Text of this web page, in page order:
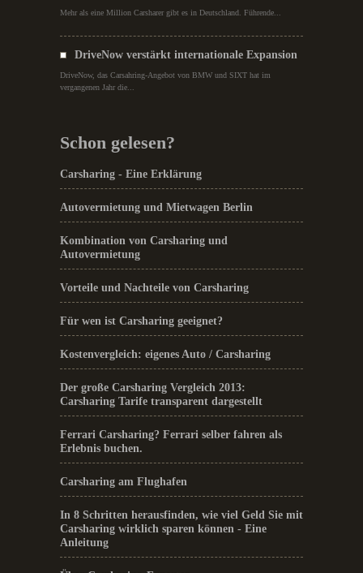
Mehr als eine Million Carsharer gibt es in Deutschland. Führende...
DriveNow verstärkt internationale Expansion
DriveNow, das Carsahring-Angebot von BMW und SIXT hat im
vergangenen Jahr die...
Schon gelesen?
Carsharing - Eine Erklärung
Autovermietung und Mietwagen Berlin
Kombination von Carsharing und
Autovermietung
Vorteile und Nachteile von Carsharing
Für wen ist Carsharing geeignet?
Kostenvergleich: eigenes Auto / Carsharing
Der große Carsharing Vergleich 2013:
Carsharing Tarife transparent dargestellt
Ferrari Carsharing? Ferrari selber fahren als
Erlebnis buchen.
Carsharing am Flughafen
In 8 Schritten herausfinden, wie viel Geld Sie mit
Carsharing wirklich sparen können - Eine
Anleitung